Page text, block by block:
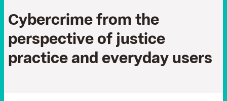
Cybercrime from the
perspective of justice
practice and everyday users